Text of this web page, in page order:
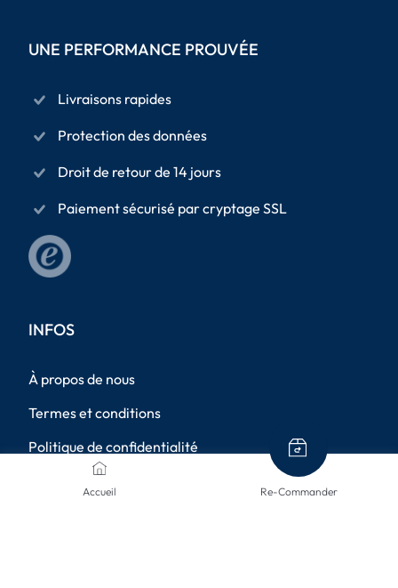
Accueil Re-Commander
UNE PERFORMANCE PROUVÉE
Livraisons rapides
Protection des données
Droit de retour de 14 jours
Paiement sécurisé par cryptage SSL
INFOS
À propos de nous
Termes et conditions
Politique de confidentialité
Mentions légales